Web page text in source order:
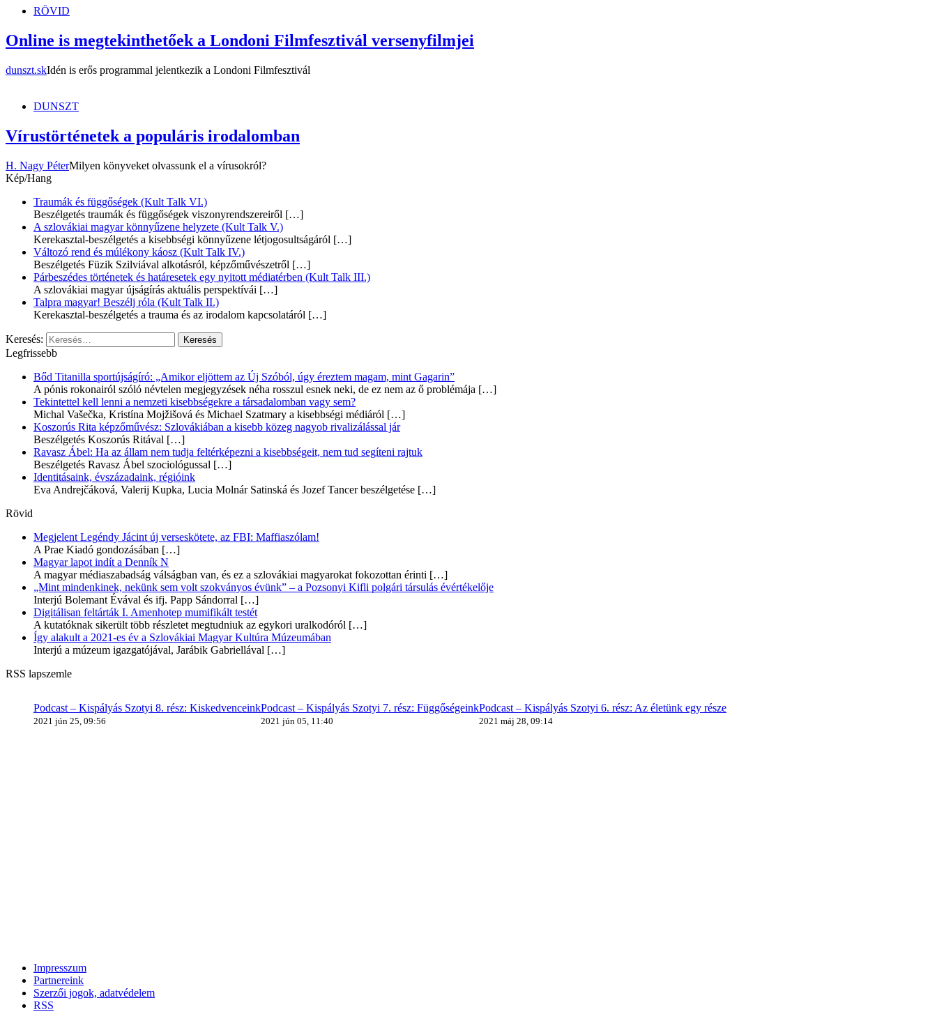
RÖVID
Online is megtekinthetőek a Londoni Filmfesztivál versenyfilmjei
dunszt.skIdén is erős programmal jelentkezik a Londoni Filmfesztivál
DUNSZT
Vírustörténetek a populáris irodalomban
H. Nagy PéterMilyen könyveket olvassunk el a vírusokról?
Kép/Hang
Traumák és függőségek (Kult Talk VI.)
Beszélgetés traumák és függőségek viszonyrendszereiről […]
A szlovákiai magyar könnyűzene helyzete (Kult Talk V.)
Kerekasztal-beszélgetés a kisebbségi könnyűzene létjogosultságáról […]
Változó rend és múlékony káosz (Kult Talk IV.)
Beszélgetés Füzik Szilviával alkotásról, képzőművészetről […]
Párbeszédes történetek és határesetek egy nyitott médiatérben (Kult Talk III.)
A szlovákiai magyar újságírás aktuális perspektívái […]
Talpra magyar! Beszélj róla (Kult Talk II.)
Kerekasztal-beszélgetés a trauma és az irodalom kapcsolatáról […]
Keresés:
Legfrissebb
Bőd Titanilla sportújságíró: „Amikor eljöttem az Új Szóból, úgy éreztem magam, mint Gagarin”
A pónis rokonairól szóló névtelen megjegyzések néha rosszul esnek neki, de ez nem az ő problémája […]
Tekintettel kell lenni a nemzeti kisebbségekre a társadalomban vagy sem?
Michal Vašečka, Kristína Mojžišová és Michael Szatmary a kisebbségi médiáról […]
Koszorús Rita képzőművész: Szlovákiában a kisebb közeg nagyob rivalizálással jár
Beszélgetés Koszorús Ritával […]
Ravasz Ábel: Ha az állam nem tudja feltérképezni a kisebbségeit, nem tud segíteni rajtuk
Beszélgetés Ravasz Ábel szociológussal […]
Identitásaink, évszázadaink, régióink
Eva Andrejčáková, Valerij Kupka, Lucia Molnár Satinská és Jozef Tancer beszélgetése […]
Rövid
Megjelent Legéndy Jácint új verseskötete, az FBI: Maffiaszólam!
A Prae Kiadó gondozásában […]
Magyar lapot indít a Denník N
A magyar médiaszabadság válságban van, és ez a szlovákiai magyarokat fokozottan érinti […]
„Mint mindenkinek, nekünk sem volt szokványos évünk” – a Pozsonyi Kifli polgári társulás évértékelője
Interjú Bolemant Évával és ifj. Papp Sándorral […]
Digitálisan feltárták I. Amenhotep mumifikált testét
A kutatóknak sikerült több részletet megtudniuk az egykori uralkodóról […]
Így alakult a 2021-es év a Szlovákiai Magyar Kultúra Múzeumában
Interjú a múzeum igazgatójával, Jarábik Gabriellával […]
RSS lapszemle
Podcast – Kispályás Szotyi 8. rész: Kiskedvenceink
2021 jún 25, 09:56
Podcast – Kispályás Szotyi 7. rész: Függőségeink
2021 jún 05, 11:40
Podcast – Kispályás Szotyi 6. rész: Az életünk egy része
2021 máj 28, 09:14
Impresszum
Partnereink
Szerzői jogok, adatvédelem
RSS